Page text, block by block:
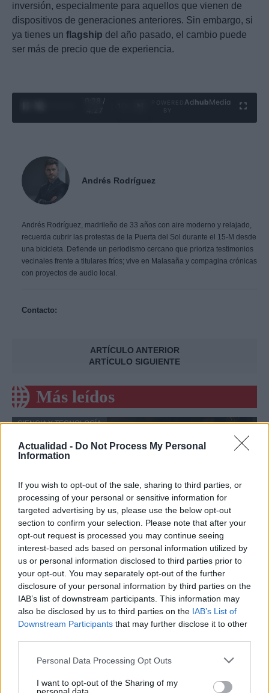
Actualidad - Do Not Process My Personal
Information
If you wish to opt-out of the sale, sharing to third parties, or
processing of your personal or sensitive information for
targeted advertising by us, please use the below opt-out
section to confirm your selection. Please note that after your
opt-out request is processed you may continue seeing
interest-based ads based on personal information utilized by
us or personal information disclosed to third parties prior to
your opt-out. You may separately opt-out of the further
disclosure of your personal information by third parties on the
IAB’s list of downstream participants. This information may
also be disclosed by us to third parties on the IAB’s List of
Downstream Participants that may further disclose it to other
Please note that this website/app uses one or more Google
not limited to your visit or usage behaviour. You may click to
Personal Data Processing Opt Outs
I want to opt-out of the Sharing of my
inversión, especialmente para aquellos que vienen de
dispositivos de generaciones anteriores. Sin embargo, si
ya tienes un flagship del año pasado, el cambio puede
ser más de precio que de experiencia.
0:29 /
Ad hubMedia
Andrés Rodríguez
Andrés Rodríguez, madrileño de 33 años con aire moderno y relajado,
recuerda cubrir las protestas de la Puerta del Sol durante el 15-M desde
una bicicleta. Defiende un periodismo cercano que prioriza testimonios
vecinales frente a titulares fríos; vive en Malasaña y compagina crónicas
con proyectos de audio local.
Contacto:
ARTÍCULO ANTERIOR
ARTÍCULO SIGUIENTE
Más leídos
CIENCIA Y TECNOLOGÍA
Psiquiatría forense y criminología: la
perspectiva del doctor Cabrera
El doctor Cabrera, experto en psiquiatría forense, comparte…
CIENCIA Y TECNOLOGÍA